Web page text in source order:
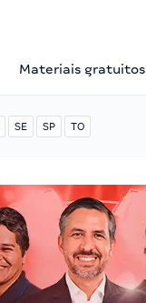
Materiais gratuitos
SE SP TO